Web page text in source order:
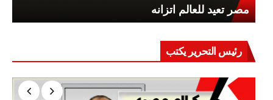
مصر تعيد للعالم اتزانه
رئيس التحرير يكتب